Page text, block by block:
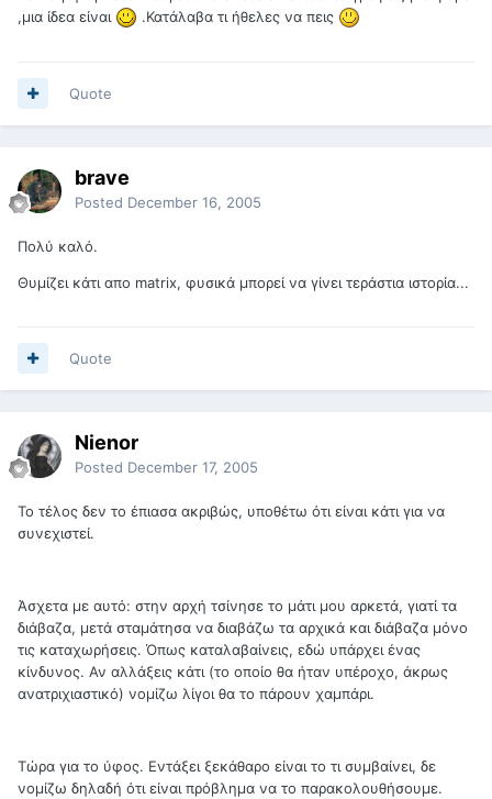
,μια ίδεα είναι
.Κατάλαβα τι ήθελες να πεις
Quote
brave
Posted December 16, 2005
Πολύ καλό.
Θυμίζει κάτι απο matrix, φυσικά μπορεί να γίνει τεράστια ιστορία...
Quote
Nienor
Posted December 17, 2005
Το τέλος δεν το έπιασα ακριβώς, υποθέτω ότι είναι κάτι για να
συνεχιστεί.
Άσχετα με αυτό: στην αρχή τσίνησε το μάτι μου αρκετά, γιατί τα
διάβαζα, μετά σταμάτησα να διαβάζω τα αρχικά και διάβαζα μόνο
τις καταχωρήσεις. Όπως καταλαβαίνεις, εδώ υπάρχει ένας
κίνδυνος. Αν αλλάξεις κάτι (το οποίο θα ήταν υπέροχο, άκρως
ανατριχιαστικό) νομίζω λίγοι θα το πάρουν χαμπάρι.
Τώρα για το ύφος. Εντάξει ξεκάθαρο είναι το τι συμβαίνει, δε
νομίζω δηλαδή ότι είναι πρόβλημα να το παρακολουθήσουμε.